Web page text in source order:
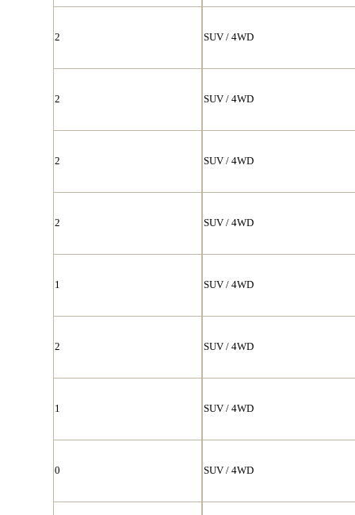
2 SUV / 4WD
2 SUV / 4WD
2 SUV / 4WD
2 SUV / 4WD
1 SUV / 4WD
2 SUV / 4WD
1 SUV / 4WD
0 SUV / 4WD